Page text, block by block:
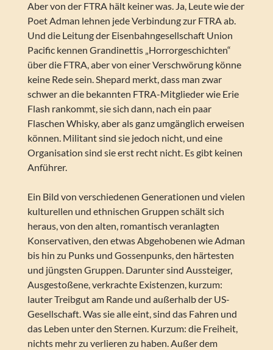
Aber von der FTRA hält keiner was. Ja, Leute wie der
Poet Adman lehnen jede Verbindung zur FTRA ab.
Und die Leitung der Eisenbahngesellschaft Union
Pacific kennen Grandinettis „Horrorgeschichten“
über die FTRA, aber von einer Verschwörung könne
keine Rede sein. Shepard merkt, dass man zwar
schwer an die bekannten FTRA-Mitglieder wie Erie
Flash rankommt, sie sich dann, nach ein paar
Flaschen Whisky, aber als ganz umgänglich erweisen
können. Militant sind sie jedoch nicht, und eine
Organisation sind sie erst recht nicht. Es gibt keinen
Anführer.
Ein Bild von verschiedenen Generationen und vielen
kulturellen und ethnischen Gruppen schält sich
heraus, von den alten, romantisch veranlagten
Konservativen, den etwas Abgehobenen wie Adman
bis hin zu Punks und Gossenpunks, den härtesten
und jüngsten Gruppen. Darunter sind Aussteiger,
Ausgestoßene, verkrachte Existenzen, kurzum:
lauter Treibgut am Rande und außerhalb der US-
Gesellschaft. Was sie alle eint, sind das Fahren und
das Leben unter den Sternen. Kurzum: die Freiheit,
nichts mehr zu verlieren zu haben. Außer dem